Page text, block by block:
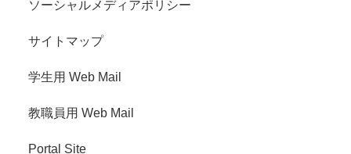
ソーシャルメディアポリシー
サイトマップ
学生用 Web Mail
教職員用 Web Mail
Portal Site